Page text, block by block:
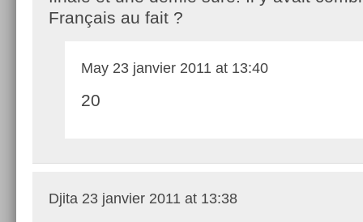
Français au fait ?
May 23 janvier 2011 at 13:40
20
Djita 23 janvier 2011 at 13:38